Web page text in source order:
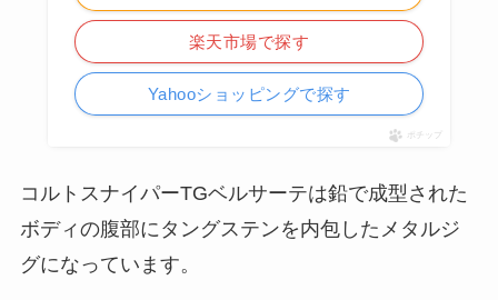
楽天市場で探す
Yahooショッピングで探す
ポチップ
コルトスナイパーTGベルサーテは鉛で成型された
ボディの腹部にタングステンを内包したメタルジ
グになっています。